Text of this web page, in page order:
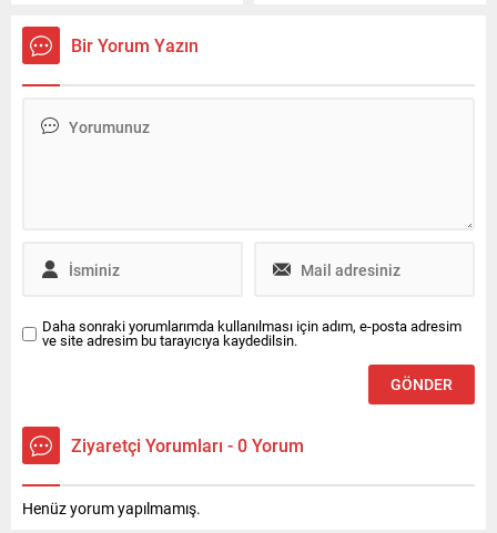
alındığı açıklandı.
Bir Yorum Yazın
Daha sonraki yorumlarımda kullanılması için adım, e-posta adresim
ve site adresim bu tarayıcıya kaydedilsin.
Ziyaretçi Yorumları - 0 Yorum
Henüz yorum yapılmamış.